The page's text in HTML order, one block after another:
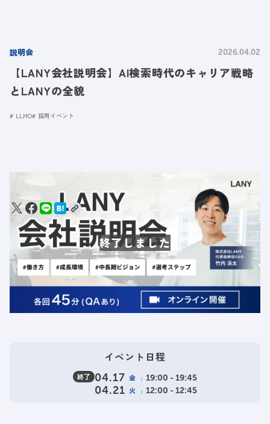
説明会 2026.04.02
【LANY会社説明会】AI検索時代のキャリア戦略
とLANYの全貌
LLMO 採用イベント
イベント日程
終了 04.17 金 19:00 - 19:45
04.21 火 12:00 - 12:45